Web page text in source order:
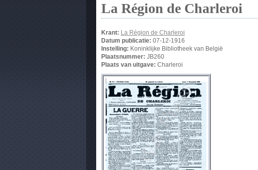
La Région de Charleroi
Krant: La Région de Charleroi
Datum publicatie: 07-12-1916
Instelling: Koninklijke Bibliotheek van België
Plaatsnummer: JB260
Plaats van uitgave: Charleroi